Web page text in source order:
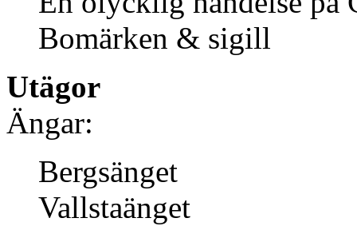
Bomärken & sigill
Utägor
Ängar:
Bergsänget
Vallstaänget